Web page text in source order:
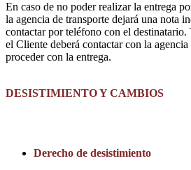
En caso de no poder realizar la entrega
la agencia de transporte dejará una nota
contactar por teléfono con el destinatario.
el Cliente deberá contactar con la agencia
proceder con la entrega.
DESISTIMIENTO Y CAMBIOS
Derecho de desistimiento